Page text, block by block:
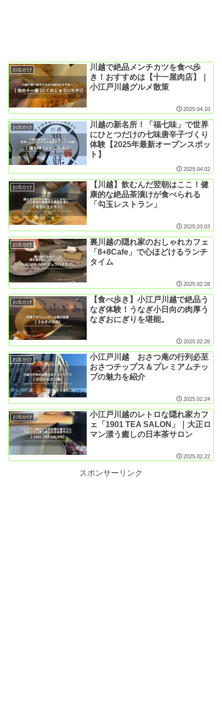
お出かけ
川越で絶品メンチカツを食べ歩
き！おすすめは【十一屋肉店】｜
小江戸川越グルメ散策
2025.04.10
お出かけ
川越の新名所！「福七味」で世界
にひとつだけの七味唐辛子づくり
体験【2025年最新オープンスポッ
ト】
2025.04.02
お出かけ
【川越】飲むんだ翌朝はここ！健
康的な絶品茶漬けが食べられる
「勾玉レストラン」
2025.03.03
お出かけ
裏川越の隠れ家のおしゃれカフェ
「8+8Cafe」で心ほどけるランチ
タイム
2025.02.28
お出かけ
【食べ歩き】小江戸川越で絶品う
なぎ体験！うなぎ小日向の肉厚う
なぎおにぎりを堪能。
2025.02.26
お出かけ
小江戸川越 おさつ庵の行列必至
おさつチップス＆プレミアムチッ
プの魅力を紹介
2025.02.24
お出かけ
小江戸川越のレトロな隠れ家カフ
ェ「1901 TEA SALON」｜大正ロ
マン漂う癒しの日本茶サロン
2025.02.22
スポンサーリンク